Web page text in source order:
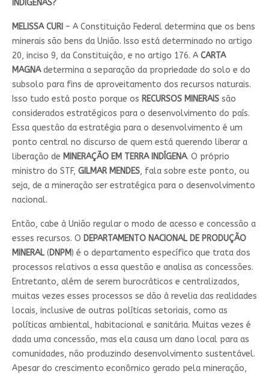
INDÍGENAS?
MELISSA CURI – A Constituição Federal determina que os bens
minerais são bens da União. Isso está determinado no artigo
20, inciso 9, da Constituição, e no artigo 176. A CARTA
MAGNAdetermina a separação da propriedade do solo e do
subsolo para fins de aproveitamento dos recursos naturais.
Isso tudo está posto porque os RECURSOS MINERAISsão
considerados estratégicos para o desenvolvimento do país.
Essa questão da estratégia para o desenvolvimento é um
ponto central no discurso de quem está querendo liberar a
liberação de MINERAÇÃO EM TERRA INDÍGENA. O próprio
ministro do STF, GILMAR MENDES, fala sobre este ponto, ou
seja, de a mineração ser estratégica para o desenvolvimento
nacional.
Então, cabe à União regular o modo de acesso e concessão a
esses recursos. O DEPARTAMENTO NACIONAL DE PRODUÇÃO
MINERAL(DNPM) é o departamento específico que trata dos
processos relativos a essa questão e analisa as concessões.
Entretanto, além de serem burocráticos e centralizados,
muitas vezes esses processos se dão à revelia das realidades
locais, inclusive de outras políticas setoriais, como as
políticas ambiental, habitacional e sanitária. Muitas vezes é
dada uma concessão, mas ela causa um dano local para as
comunidades, não produzindo desenvolvimento sustentável.
Apesar do crescimento econômico gerado pela mineração,